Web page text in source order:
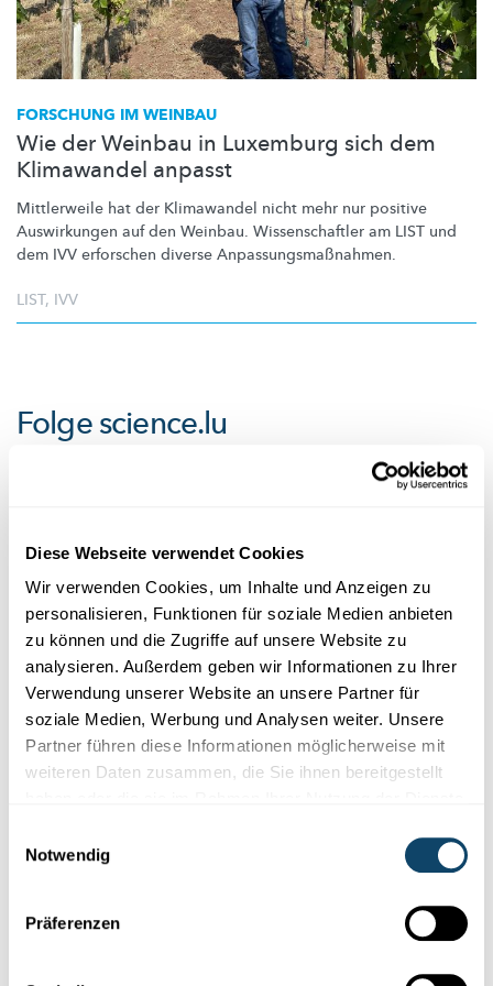
Diese Webseite verwendet Cookies
Wir verwenden Cookies, um Inhalte und Anzeigen zu
personalisieren, Funktionen für soziale Medien anbieten
zu können und die Zugriffe auf unsere Website zu
analysieren. Außerdem geben wir Informationen zu Ihrer
Verwendung unserer Website an unsere Partner für
soziale Medien, Werbung und Analysen weiter. Unsere
Partner führen diese Informationen möglicherweise mit
weiteren Daten zusammen, die Sie ihnen bereitgestellt
Notwendig
Präferenzen
FORSCHUNG IM WEINBAU
Wie der Weinbau in Luxemburg sich dem
Klimawandel anpasst
Mittlerweile hat der Klimawandel nicht mehr nur positive
Auswirkungen auf den Weinbau. Wissenschaftler am LIST und
dem IVV erforschen diverse Anpassungsmaßnahmen.
LIST, IVV
Folgescience.lu
Netzwerken abgelehnt haben. Um sie zu
sehen, ändern Sie bitte Ihre Einstellungen.
EINSTELLUNGEN ÄNDERN
Youtube-Kanal